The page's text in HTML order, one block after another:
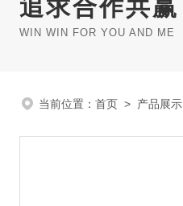
追求合作共赢
WIN WIN FOR YOU AND ME
当前位置： 首页 > 产品展示